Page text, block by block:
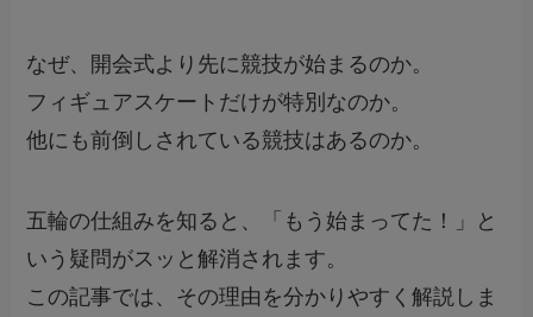
なぜ、開会式より先に競技が始まるのか。
フィギュアスケートだけが特別なのか。
他にも前倒しされている競技はあるのか。
五輪の仕組みを知ると、「もう始まってた！」と
いう疑問がスッと解消されます。
この記事では、その理由を分かりやすく解説しま